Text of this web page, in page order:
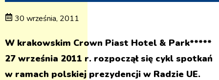
30 września, 2011
W krakowskim Crown Piast Hotel & Park*****
27 września 2011 r. rozpoczął się cykl spotkań
w ramach polskiej prezydencji w Radzie UE.